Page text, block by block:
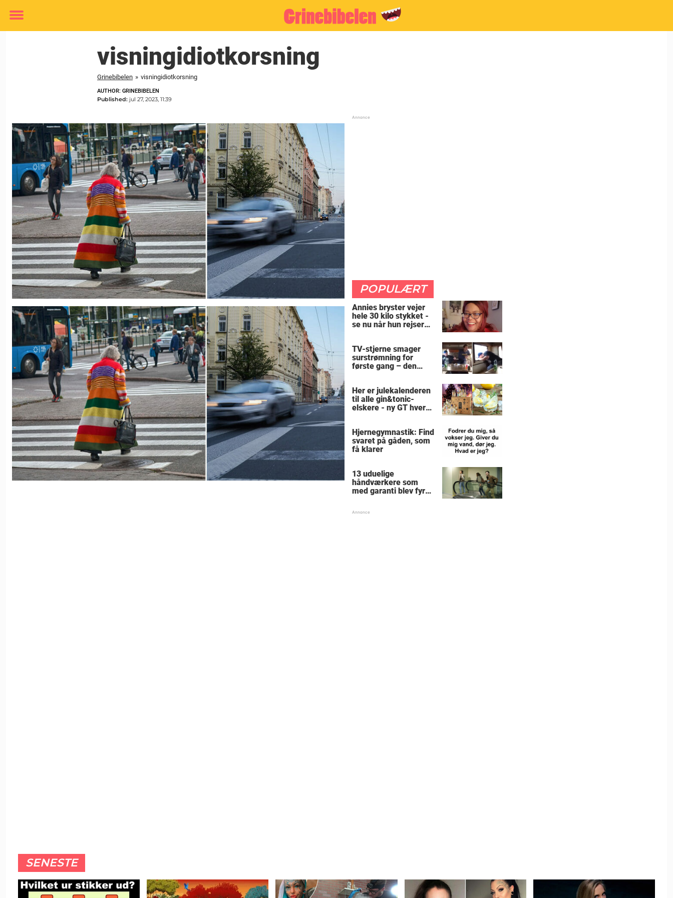
Toggle
visningidiotkorsning
Grinebibelen » visningidiotkorsning
AUTHOR: GRINEBIBELEN
Published: jul 27, 2023, 11:39
POPULÆRT
Annies bryster vejer
hele 30 kilo stykket -
se nu når hun rejser
TV-stjerne smager
surstrømning for
første gang – den
skrige af grin
Her er julekalenderen
til alle gin&tonic-
elskere - ny GT hver
Hjernegymnastik: Find
svaret på gåden, som
få klarer
13 uduelige
håndværkere som
med garanti blev fyret
SENESTE